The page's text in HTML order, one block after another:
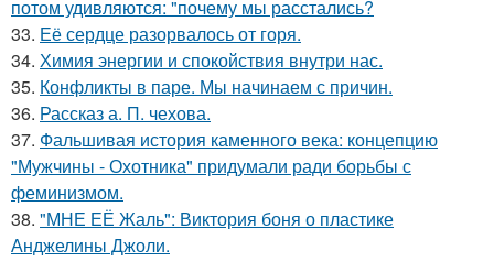
потом удивляются: "почему мы расстались?
33. Её сердце разорвалось от горя.
34. Химия энергии и спокойствия внутри нас.
35. Конфликты в паре. Мы начинаем с причин.
36. Рассказ а. П. чехова.
37. Фальшивая история каменного века: концепцию
"Мужчины - Охотника" придумали ради борьбы с
феминизмом.
38. "МНЕ ЕЁ Жаль": Виктория боня о пластике
Анджелины Джоли.